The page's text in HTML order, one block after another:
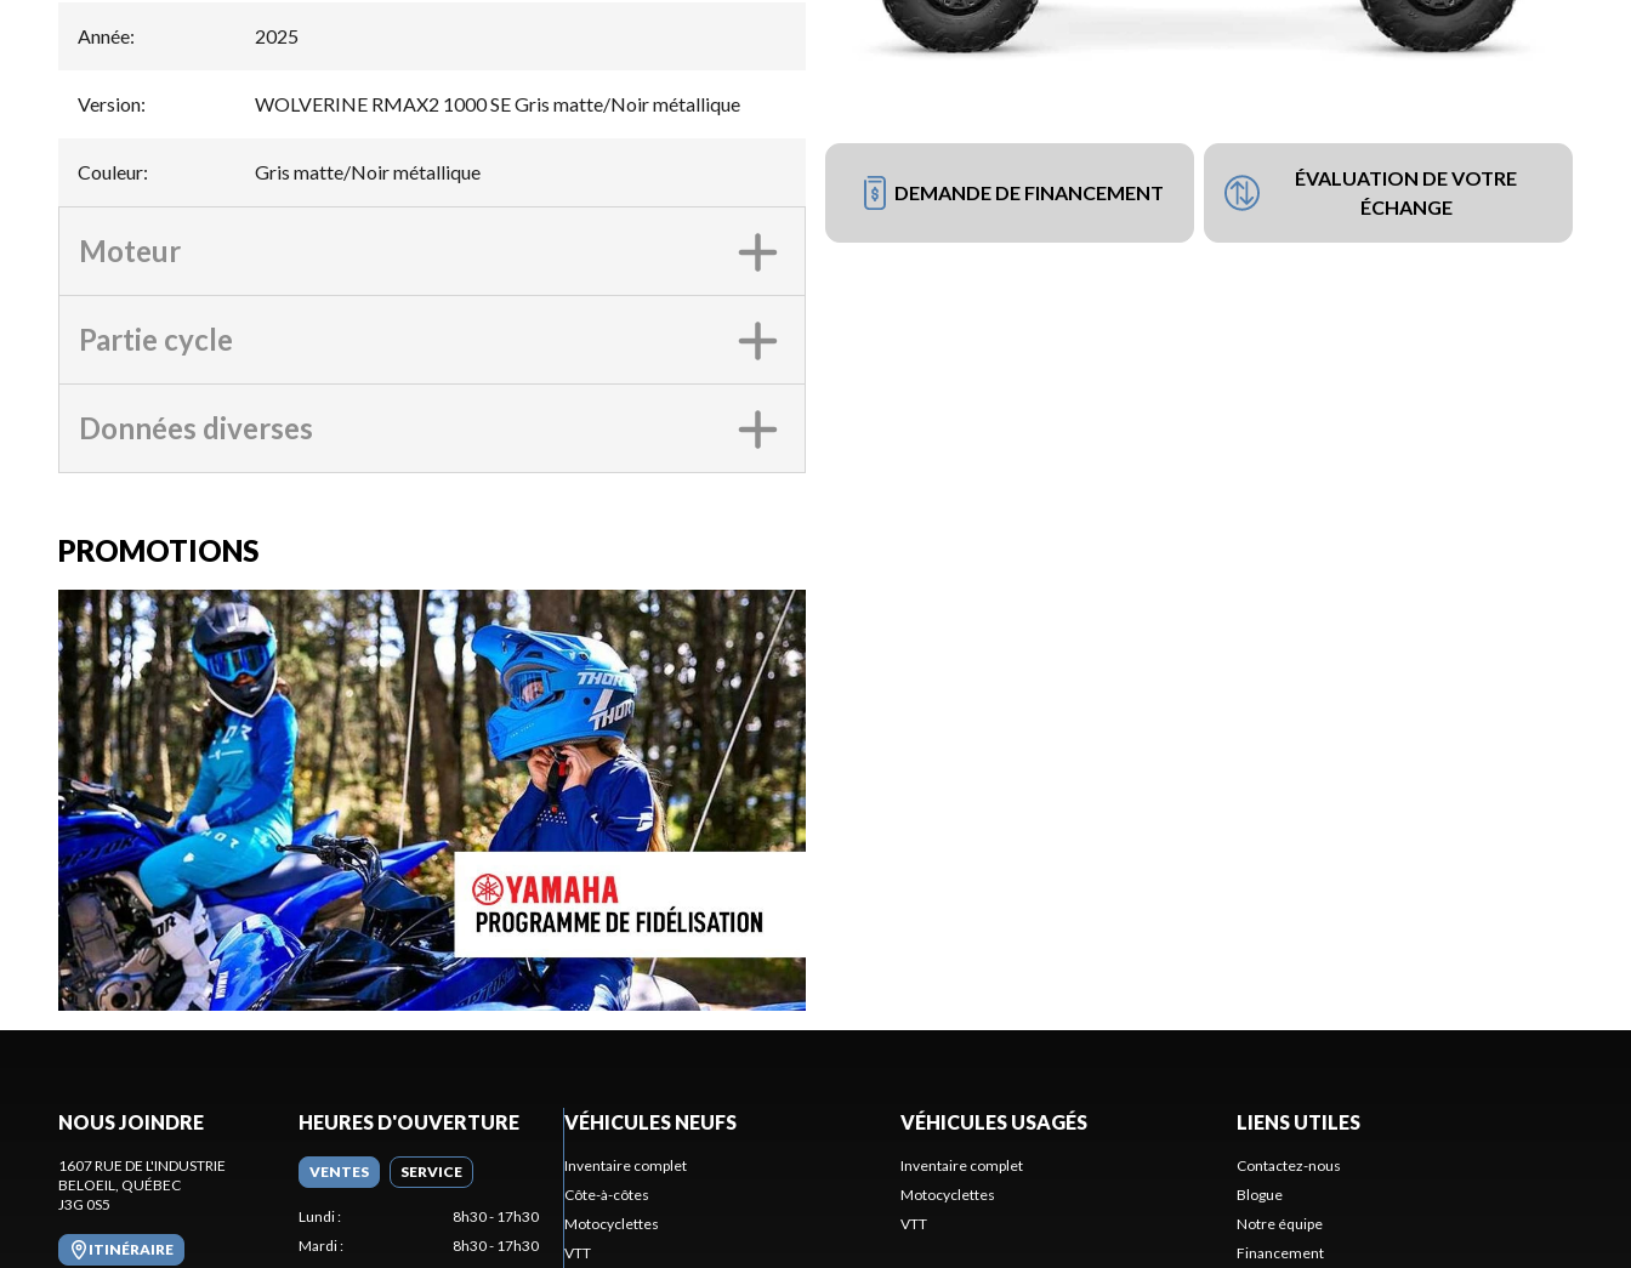
DEMANDE DE FINANCEMENT
ÉVALUATION DE VOTRE
ÉCHANGE
Année: 2025
Version: WOLVERINE RMAX2 1000 SE Gris matte/Noir métallique
Couleur: Gris matte/Noir métallique
Moteur
Partie cycle
Données diverses
PROMOTIONS
NOUS JOINDRE
1607 RUE DE L'INDUSTRIE
BELOEIL, QUÉBEC
J3G 0S5
ITINÉRAIRE
HEURES D'OUVERTURE
VENTES SERVICE
Lundi:
8h30 - 17h30
Mardi:
8h30 - 17h30
VÉHICULES NEUFS
Inventaire complet
Côte-à-côtes
Motocyclettes
VTT
VÉHICULES USAGÉS
Inventaire complet
Motocyclettes
VTT
LIENS UTILES
Contactez-nous
Blogue
Notre équipe
Financement